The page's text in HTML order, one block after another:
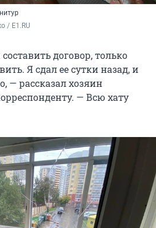
/ E1.RU
договор, только
Я сдал ее сутки назад, и
— рассказал хозяин
— Всю хату